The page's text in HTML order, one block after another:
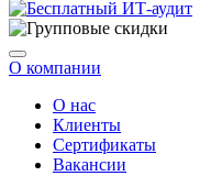
О компании
О нас
Клиенты
Сертификаты
Вакансии